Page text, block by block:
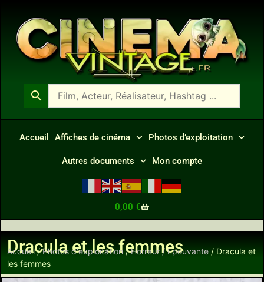
Accueil Affiches de cinéma Photos d’exploitation
Autres documents Mon compte
0,00 €
Dracula et les femmes
Accueil/Photos d'exploitation /Horreur / Epouvante / Dracula et
les femmes